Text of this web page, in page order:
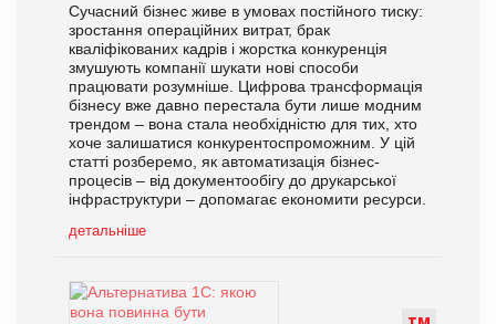
Сучасний бізнес живе в умовах постійного тиску:
зростання операційних витрат, брак
кваліфікованих кадрів і жорстка конкуренція
змушують компанії шукати нові способи
працювати розумніше. Цифрова трансформація
бізнесу вже давно перестала бути лише модним
трендом – вона стала необхідністю для тих, хто
хоче залишатися конкурентоспроможним. У цій
статті розберемо, як автоматизація бізнес-
процесів – від документообігу до друкарської
інфраструктури – допомагає економити ресурси.
детальніше